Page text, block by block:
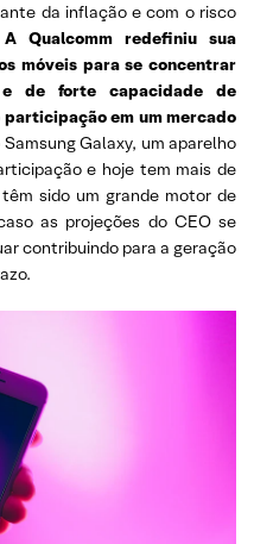
da inflação e com o risco
A Qualcomm redefiniu sua
móveis para se concentrar
de forte capacidade de
em um mercado
Galaxy, um aparelho
e hoje tem mais de
sido um grande motor de
as projeções do CEO se
contribuindo para a geração